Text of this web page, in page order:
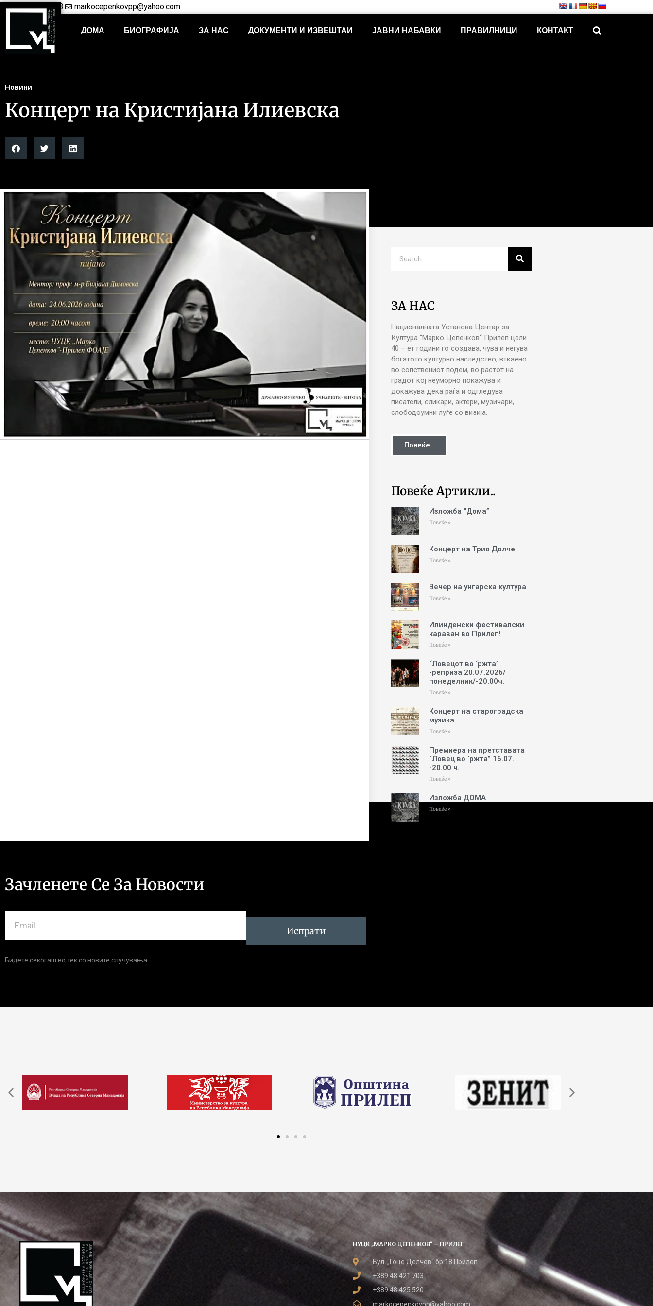
+38948421703 markocepenkovpp@yahoo.com
ДОМА БИОГРАФИЈА ЗА НАС ДОКУМЕНТИ И ИЗВЕШТАИ ЈАВНИ НАБАВКИ ПРАВИЛНИЦИ КОНТАКТ
Новини
Концерт на Кристијана Илиевска
ЗА НАС
Националната Установа Центар за
Култура “Марко Цепенков“ Прилеп цели
40 – ет години го создава, чува и негува
богатото културно наследство, вткаено
во сопствениот подем, во растот на
градот кој неуморно покажува и
докажува дека раѓа и одгледува
писатели, сликари, актери, музичари,
слободоумни луѓе со визија.
Повеќе..
Повеќе Артикли..
Изложба “Дома”
Повеќе »
Концерт на Трио Долче
Повеќе »
Вечер на унгарска култура
Повеќе »
Илинденски фестивалски
караван во Прилеп!
Повеќе »
“Ловецот во ‘ржта”
-реприза 20.07.2026/
понеделник/-20.00ч.
Повеќе »
Концерт на староградска
музика
Повеќе »
Премиера на претставата
“Ловец во ‘ржта” 16.07.
-20.00 ч.
Повеќе »
Изложба ДОМА
Повеќе »
Зачленете Се За Новости
Испрати
Бидете секогаш во тек со новите случувања
НУЦК „МАРКО ЦЕПЕНКОВ“ – ПРИЛЕП
Бул. „Гоце Делчев“ бр.18 Прилеп
+389 48 421 703
+389 48 425 520
markocepenkovpp@yahoo.com